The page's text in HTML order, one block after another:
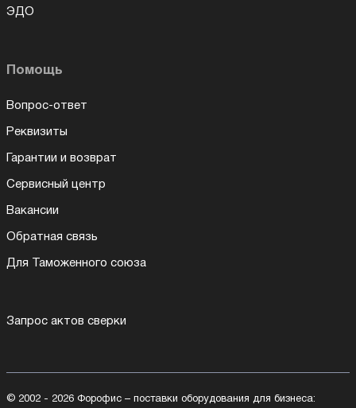
ЭДО
Помощь
Вопрос-ответ
Реквизиты
Гарантии и возврат
Сервисный центр
Вакансии
Обратная связь
Для Таможенного союза
Запрос актов сверки
© 2002 - 2026 Форофис – поставки оборудования для бизнеса: